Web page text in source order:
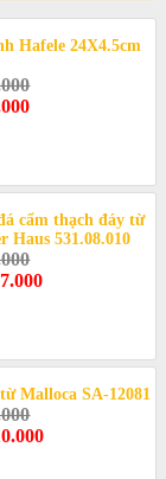
Hafele 24X4.5cm
cẩm thạch đáy từ
Haus 531.08.010
Malloca SA-12081